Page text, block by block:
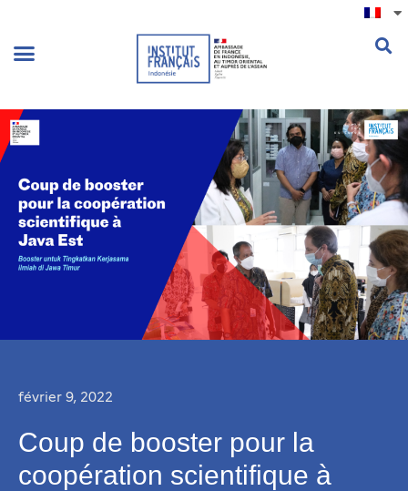
février 9, 2022
Coup de booster pour la
coopération scientifique à